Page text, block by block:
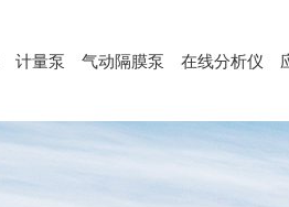
计量泵 气动隔膜泵 在线分析仪